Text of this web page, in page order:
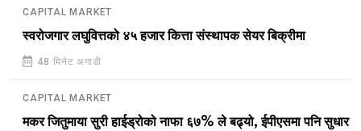
CAPITAL MARKET
स्वरोजगार लघुवित्तको ४५ हजार कित्ता संस्थापक सेयर बिक्रीमा
48 मिनेट अगाडी
CAPITAL MARKET
मकर जितुमाया सुरी हाईड्रोको नाफा ६७% ले बढ्यो, ईपीएसमा पनि सुधार